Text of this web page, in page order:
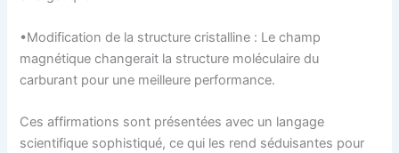
•Modification de la structure cristalline : Le champ
magnétique changerait la structure moléculaire du
carburant pour une meilleure performance.
Ces affirmations sont présentées avec un langage
scientifique sophistiqué, ce qui les rend séduisantes pour